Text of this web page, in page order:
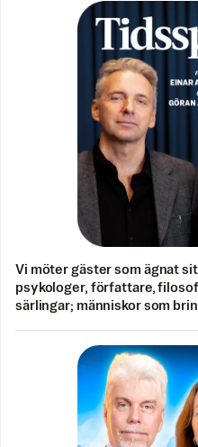
Vi möter gäster som ägnat
psykologer, författare,
särlingar; människor som